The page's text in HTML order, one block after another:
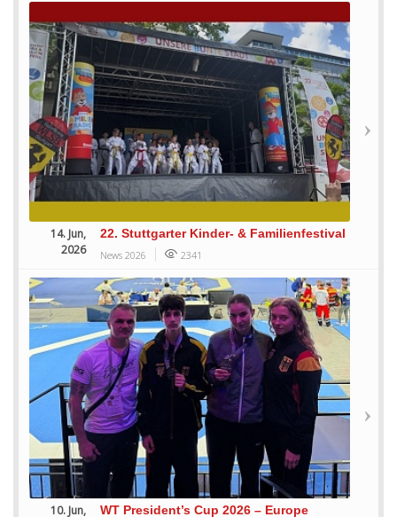
14. Jun,
2026
22. Stuttgarter Kinder- & Familienfestival
News 2026 2341
10. Jun,
WT President’s Cup 2026 – Europe